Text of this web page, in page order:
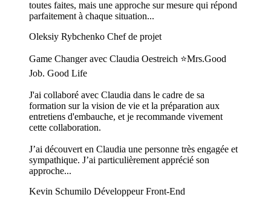
toutes faites, mais une approche sur mesure qui répond
parfaitement à chaque situation...
Oleksiy Rybchenko Chef de projet
Game Changer avec Claudia Oestreich ⭐️Mrs.Good
Job. Good Life
J'ai collaboré avec Claudia dans le cadre de sa
formation sur la vision de vie et la préparation aux
entretiens d'embauche, et je recommande vivement
cette collaboration.
J’ai découvert en Claudia une personne très engagée et
sympathique. J’ai particulièrement apprécié son
approche...
Kevin Schumilo Développeur Front-End